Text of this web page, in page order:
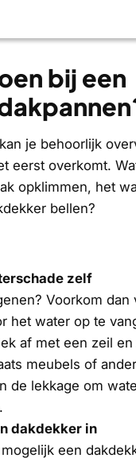
bij een
je behoorlijk
eerst overkomt.
opklimmen, het
bellen?
zelf
Voorkom dan
het water op te
af met een zeil
meubels of
de lekkage om
dakdekker in
een